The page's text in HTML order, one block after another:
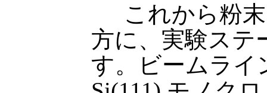
これから粉末
方に、実験ステ
す。ビームライ